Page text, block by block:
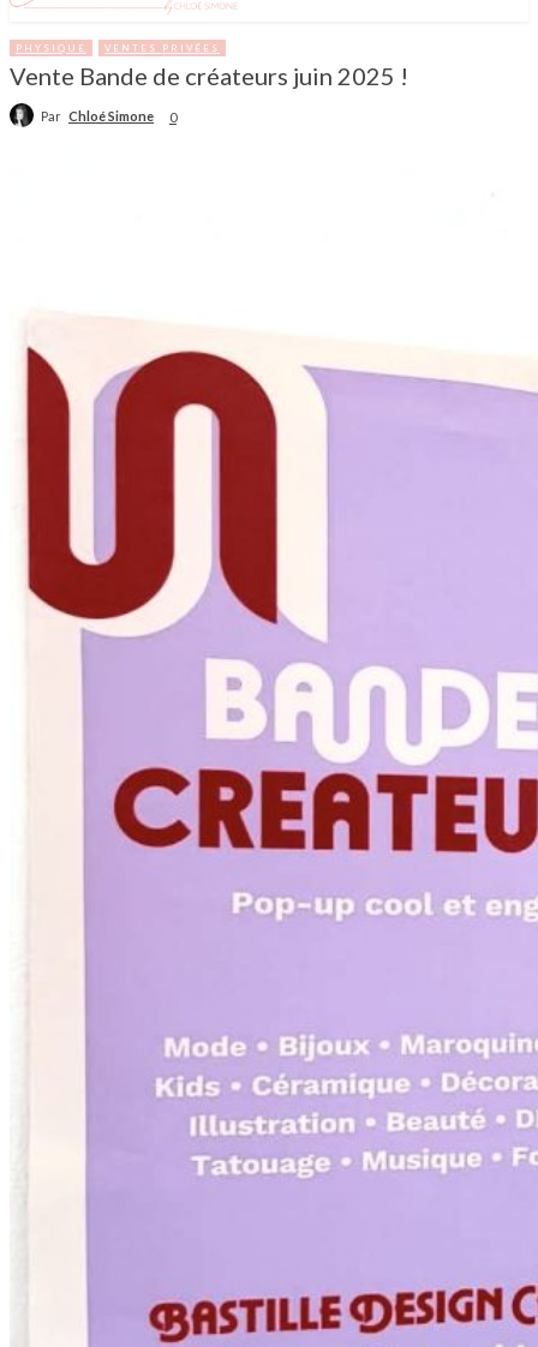
PHYSIQUE VENTES PRIVÉES
Vente Bande de créateurs juin 2025 !
Par Chloé Simone 0